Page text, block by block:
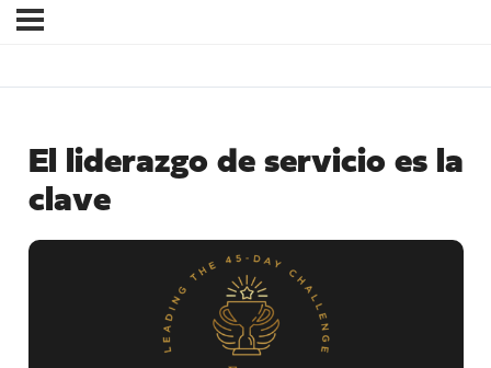
El liderazgo de servicio es la
clave